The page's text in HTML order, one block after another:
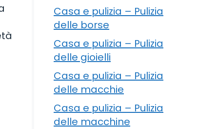
Casa e pulizia – Pulizia
delle borse
Casa e pulizia – Pulizia
delle gioielli
Casa e pulizia – Pulizia
delle macchie
Casa e pulizia – Pulizia
delle macchine